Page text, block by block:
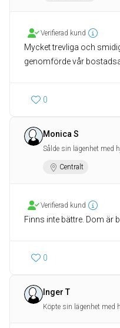
Verifierad kund
Mycket trevliga och
genomförde vår
0
Monica S
Sålde sin lägenhet med
Centralt
Verifierad kund
Finns inte bättre. Dom är
0
Inger T
Köpte sin lägenhet med